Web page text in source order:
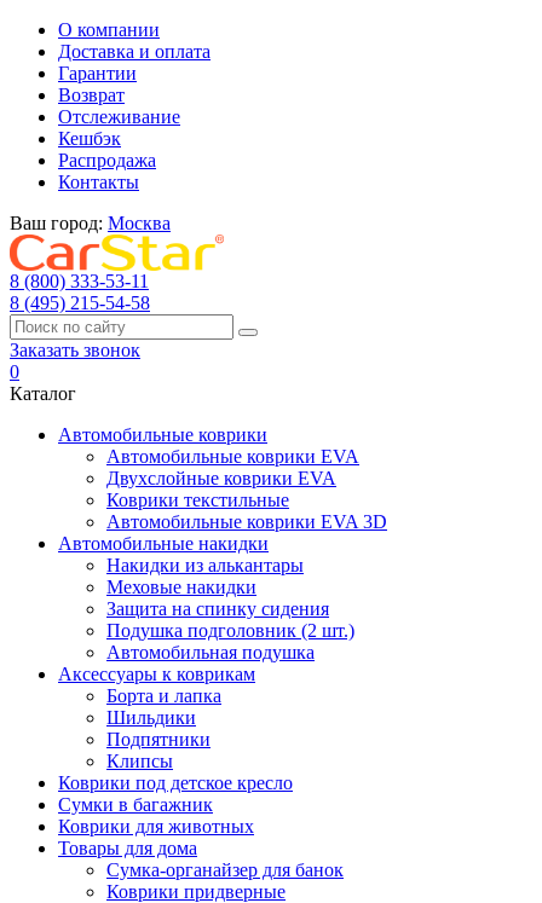
О компании
Доставка и оплата
Гарантии
Возврат
Отслеживание
Кешбэк
Распродажа
Контакты
Ваш город: Москва
8 (800) 333-53-11
8 (495) 215-54-58
Заказать звонок
0
Каталог
Автомобильные коврики
Автомобильные коврики EVA
Двухслойные коврики EVA
Коврики текстильные
Автомобильные коврики EVA 3D
Автомобильные накидки
Накидки из алькантары
Меховые накидки
Защита на спинку сидения
Подушка подголовник (2 шт.)
Автомобильная подушка
Аксессуары к коврикам
Борта и лапка
Шильдики
Подпятники
Клипсы
Коврики под детское кресло
Сумки в багажник
Коврики для животных
Товары для дома
Сумка-органайзер для банок
Коврики придверные